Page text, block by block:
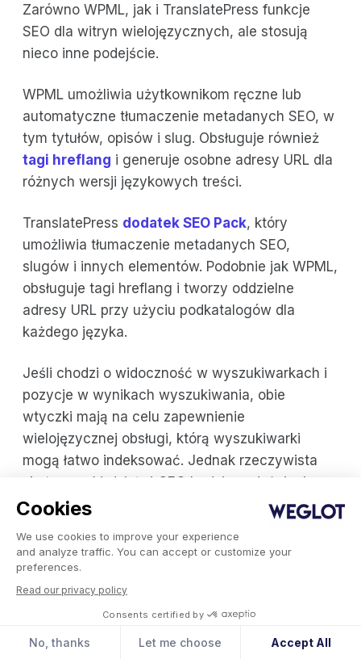
Cookies
We use cookies to improve your experience
and analyze traffic. You can accept or customize your
preferences.
Read our privacy policy
Consents certified by
No, thanks Let me choose Accept All
Zarówno WPML, jak i TranslatePress funkcje
SEO dla witryn wielojęzycznych, ale stosują
nieco inne podejście.
WPML umożliwia użytkownikom ręczne lub
automatyczne tłumaczenie metadanych SEO, w
tym tytułów, opisów i slug. Obsługuje również
tagi hreflang i generuje osobne adresy URL dla
różnych wersji językowych treści.
TranslatePress dodatek SEO Pack, który
umożliwia tłumaczenie metadanych SEO,
slugów i innych elementów. Podobnie jak WPML,
obsługuje tagi hreflang i tworzy oddzielne
adresy URL przy użyciu podkatalogów dla
każdego języka.
Jeśli chodzi o widoczność w wyszukiwarkach i
pozycje w wynikach wyszukiwania, obie
wtyczki mają na celu zapewnienie
wielojęzycznej obsługi, którą wyszukiwarki
mogą łatwo indeksować. Jednak rzeczywista
skuteczność działań SEO będzie w dużej mierze
zależała od takich czynników, jak treść witryny,
dowiedzieć się więcej o tym, w jakich obszarach
WPML ma braki w zakresie wielojęzycznego
SEO, zapoznaj się z naszym zestawieniem
ograniczeń WPML w zakresie SEO
Ceny i oferty premium